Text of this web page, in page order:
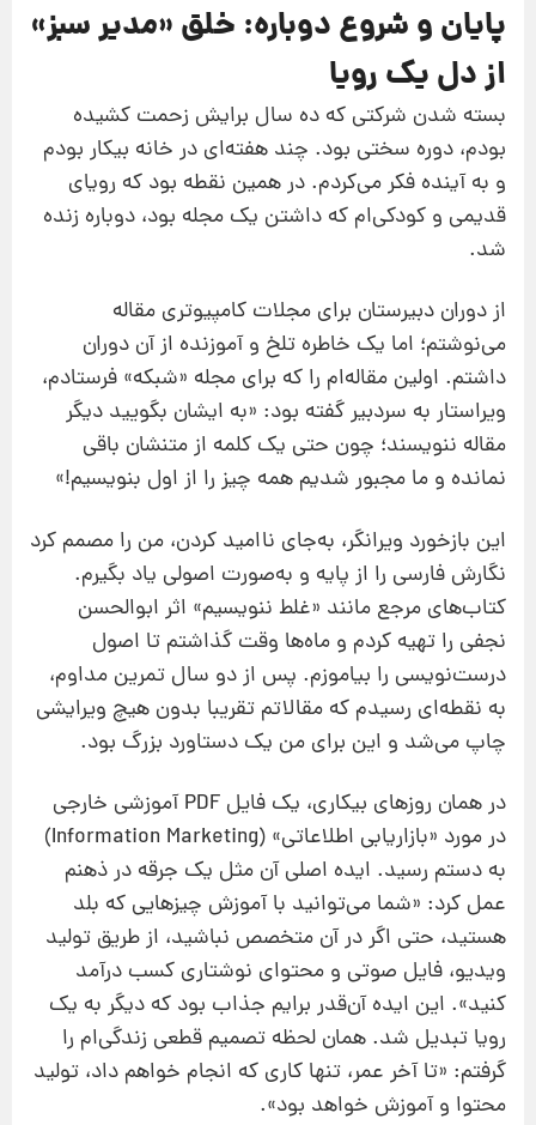
پایان و شروع دوباره: خلق «مدیر سبز»
از دل یک رویا
بسته شدن شرکتی که ده سال برایش زحمت کشیده
بودم، دوره سختی بود. چند هفته‌ای در خانه بیکار بودم
و به آینده فکر می‌کردم. در همین نقطه بود که رویای
قدیمی و کودکی‌ام که داشتن یک مجله بود، دوباره زنده
شد.
از دوران دبیرستان برای مجلات کامپیوتری مقاله
می‌نوشتم؛ اما یک خاطره تلخ و آموزنده از آن دوران
داشتم. اولین مقاله‌ام را که برای مجله «شبکه» فرستادم،
ویراستار به سردبیر گفته بود: «به ایشان بگویید دیگر
مقاله ننویسند؛ چون حتی یک کلمه از متنشان باقی
نمانده و ما مجبور شدیم همه چیز را از اول بنویسیم!»
این بازخورد ویرانگر، به‌جای ناامید کردن، من را مصمم کرد
نگارش فارسی را از پایه و به‌صورت اصولی یاد بگیرم.
کتاب‌های مرجع مانند «غلط ننویسیم» اثر ابوالحسن
نجفی را تهیه کردم و ماه‌ها وقت گذاشتم تا اصول
درست‌نویسی را بیاموزم. پس از دو سال تمرین مداوم،
به نقطه‌ای رسیدم که مقالاتم تقریبا بدون هیچ ویرایشی
چاپ می‌شد و این برای من یک دستاورد بزرگ بود.
در همان روزهای بیکاری، یک فایل PDF آموزشی خارجی
در مورد «بازاریابی اطلاعاتی» (Information Marketing)
به دستم رسید. ایده اصلی آن مثل یک جرقه در ذهنم
عمل کرد: «شما می‌توانید با آموزش چیزهایی که بلد
هستید، حتی اگر در آن متخصص نباشید، از طریق تولید
ویدیو، فایل صوتی و محتوای نوشتاری کسب درآمد
کنید». این ایده آن‌قدر برایم جذاب بود که دیگر به یک
رویا تبدیل شد. همان لحظه تصمیم قطعی زندگی‌ام را
گرفتم: «تا آخر عمر، تنها کاری که انجام خواهم داد، تولید
محتوا و آموزش خواهد بود».